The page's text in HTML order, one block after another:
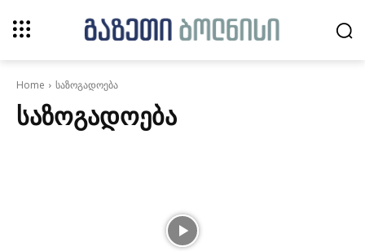
Home საზოგადოება
ᲡᲐᲖᲝᲒᲐᲓᲝᲔᲑᲐ